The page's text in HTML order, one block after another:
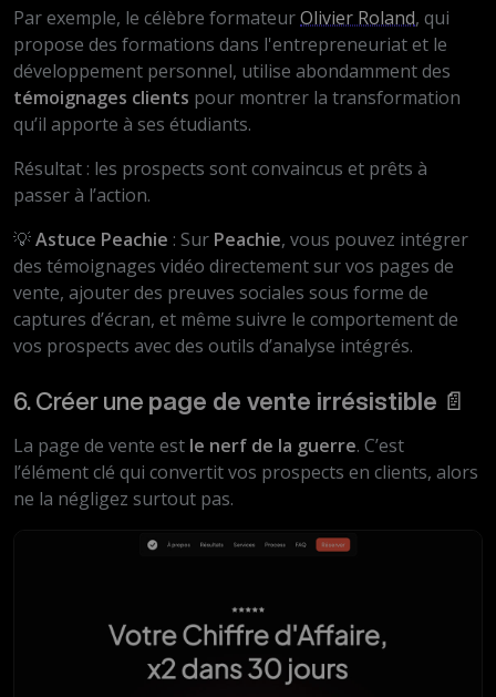
Par exemple, le célèbre formateurOlivier Roland, qui
propose des formations dans l'entrepreneuriat et le
développement personnel, utilise abondamment des
témoignages clients pour montrer la transformation
qu’il apporte à ses étudiants.
Résultat : les prospects sont convaincus et prêts à
passer à l’action.
💡Astuce Peachie : Sur Peachie, vous pouvez intégrer
des témoignages vidéo directement sur vos pages de
vente, ajouter des preuves sociales sous forme de
captures d’écran, et même suivre le comportement de
vos prospects avec des outils d’analyse intégrés.
6. Créer une page de vente irrésistible 📄
La page de vente est le nerf de la guerre. C’est
l’élément clé qui convertit vos prospects en clients, alors
ne la négligez surtout pas.